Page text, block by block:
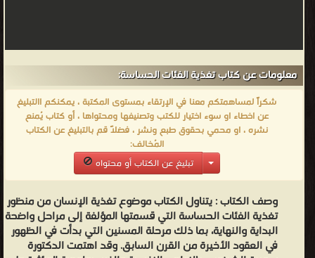
معلومات عن كتاب تغذية الفئات الحساسة:
شكراً لمساهمتكم معنا في الإرتقاء بمستوى المكتبة ، يمكنكم االتبليغ
عن اخطاء او سوء اختيار للكتب وتصنيفها ومحتواها ، أو كتاب يُمنع
نشره ، او محمي بحقوق طبع ونشر ، فضلاً قم بالتبليغ عن الكتاب
المُخالف:
تبليغ عن الكتاب أو محتواه
وصف الكتاب :يتناول الكتاب موضوع تغذية الإنسان من منظور
تغذية الفئات الحساسة التي قسمتها المؤلفة إلى مراحل واضحة
البداية والنهاية، بما ذلك مرحلة المسنين التي بدأت في الظهور
في العقود الأخيرة من القرن السابق. وقد اهتمت الدكتورة